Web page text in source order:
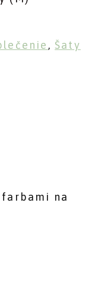
,Šaty
na